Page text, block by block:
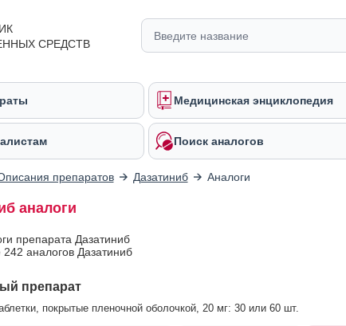
СРЕДСТВ
Медицинская энциклопедия
Поиск аналогов
препаратов Дазатиниб Аналоги
аналоги
препарата Дазатиниб
242 аналогов Дазатиниб
препарат
покрытые пленочной оболочкой, 20 мг: 30 или 60 шт.